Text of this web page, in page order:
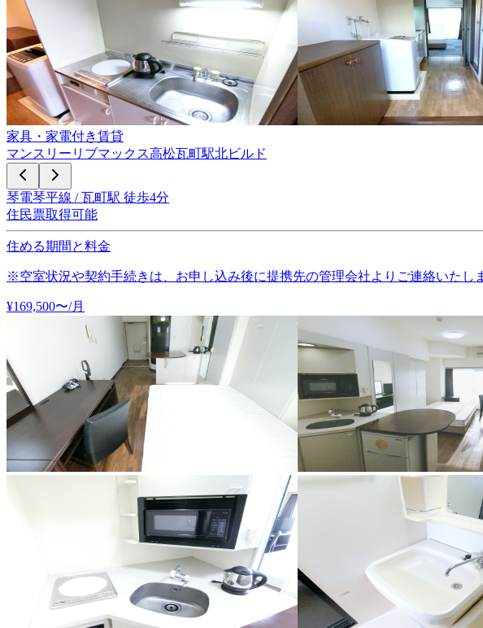
家具・家電付き賃貸
マンスリーリブマックス高松瓦町駅北ビルド
琴電琴平線 / 瓦町駅 徒歩4分
住民票取得可能
住める期間と料金
※空室状況や契約手続きは、お申し込み後に提携先の管理会社よりご連絡いたし
¥169,500〜/月